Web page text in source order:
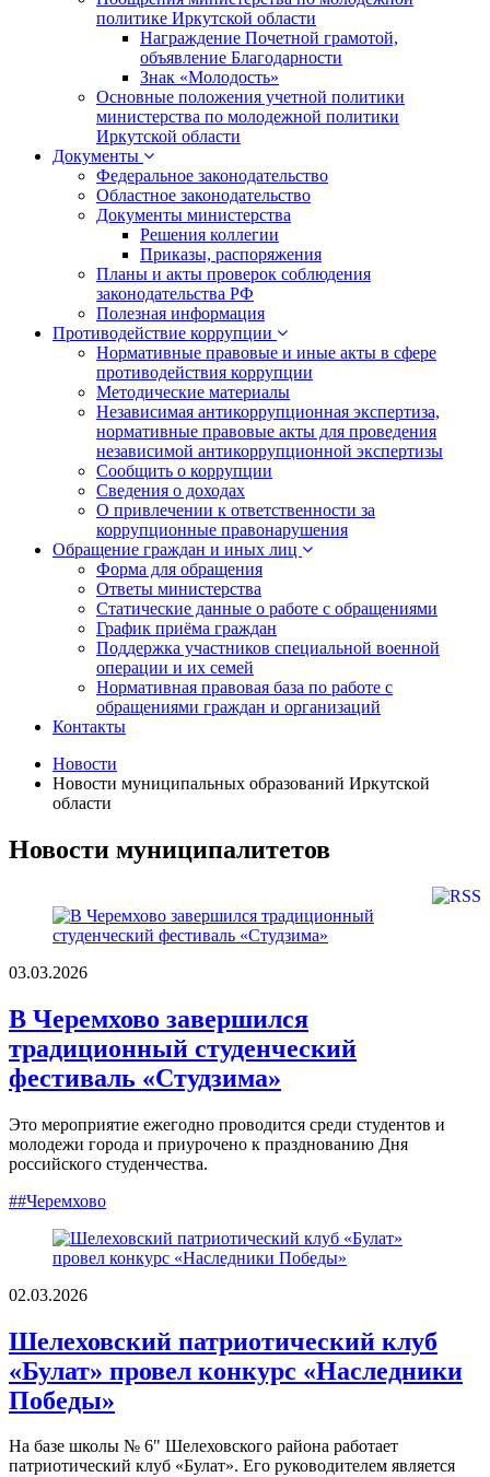
политике Иркутской области
Награждение Почетной грамотой,
объявление Благодарности
Знак «Молодость»
Основные положения учетной политики
министерства по молодежной политики
Иркутской области
Документы
Федеральное законодательство
Областное законодательство
Документы министерства
Решения коллегии
Приказы, распоряжения
Планы и акты проверок соблюдения
законодательства РФ
Полезная информация
Противодействие коррупции
Нормативные правовые и иные акты в сфере
противодействия коррупции
Методические материалы
Независимая антикоррупционная экспертиза,
нормативные правовые акты для проведения
независимой антикоррупционной экспертизы
Сообщить о коррупции
Сведения о доходах
О привлечении к ответственности за
коррупционные правонарушения
Обращение граждан и иных лиц
Форма для обращения
Ответы министерства
Статические данные о работе с обращениями
График приёма граждан
Поддержка участников специальной военной
операции и их семей
Нормативная правовая база по работе с
обращениями граждан и организаций
Контакты
Новости
Новости муниципальных образований Иркутской
области
Новости муниципалитетов
03.03.2026
В Черемхово завершился
традиционный студенческий
фестиваль «Студзима»
Это мероприятие ежегодно проводится среди студентов и
молодежи города и приурочено к празднованию Дня
российского студенчества.
##Черемхово
02.03.2026
Шелеховский патриотический клуб
«Булат» провел конкурс «Наследники
Победы»
На базе школы № 6" Шелеховского района работает
патриотический клуб «Булат». Его руководителем является